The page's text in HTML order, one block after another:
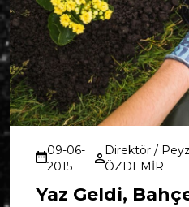
09-06-
2015
Direktör /
ÖZDEMİR
Yaz Geldi,